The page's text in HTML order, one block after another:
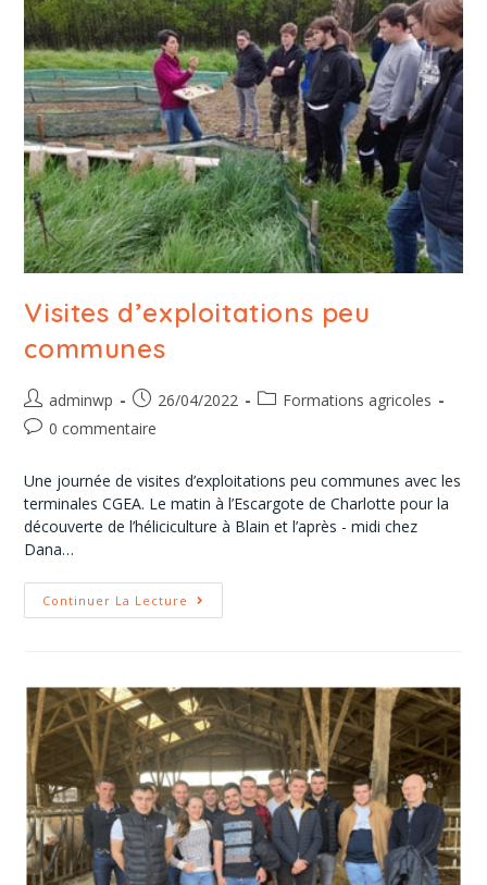
Visites d’exploitations peu
communes
adminwp 26/04/2022
Formations agricoles
0 commentaire
Une journée de visites d’exploitations peu communes avec les
terminales CGEA. Le matin à l’Escargote de Charlotte pour la
découverte de l’héliciculture à Blain et l’après - midi chez
Dana…
Continuer La Lecture